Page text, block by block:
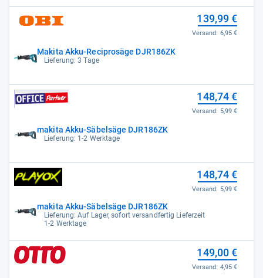
Makita Akku-Reciprosäge DJR186ZK
Lieferung: 3 Tage
139,99 €
Versand: 6,95 €
makita Akku-Säbelsäge DJR186ZK
Lieferung: 1-2 Werktage
148,74 €
Versand: 5,99 €
makita Akku-Säbelsäge DJR186ZK
Lieferung: Auf Lager, sofort versandfertig Lieferzeit
1-2 Werktage
148,74 €
Versand: 5,99 €
149,00 €
Versand: 4,95 €